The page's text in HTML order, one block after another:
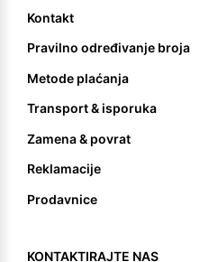
Kontakt
Pravilno određivanje broja
Metode plaćanja
Transport & isporuka
Zamena & povrat
Reklamacije
Prodavnice
KONTAKTIRAJTE NAS